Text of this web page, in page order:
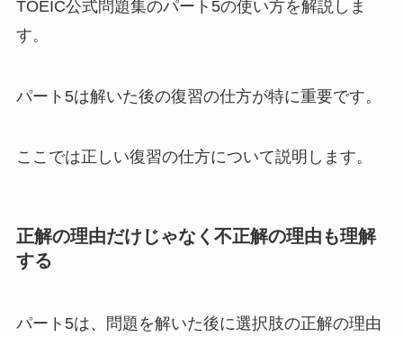
TOEIC公式問題集のパート5の使い方を解説しま
す。
パート5は解いた後の復習の仕方が特に重要です。
ここでは正しい復習の仕方について説明します。
正解の理由だけじゃなく不正解の理由も理解
する
パート5は、問題を解いた後に選択肢の正解の理由